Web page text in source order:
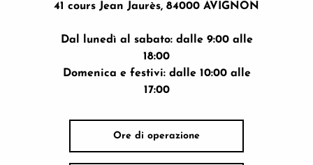
41 cours Jean Jaurès, 84000 AVIGNON
Dal lunedì al sabato: dalle 9:00 alle
18:00
Domenica e festivi: dalle 10:00 alle
17:00
Ore di operazione